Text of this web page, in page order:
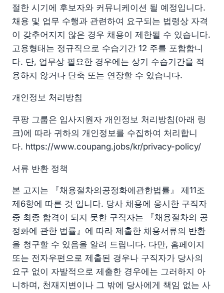
절한 시기에 후보자와 커뮤니케이션 될 예정입니다.
채용 및 업무 수행과 관련하여 요구되는 법령상 자격
이 갖추어지지 않은 경우 채용이 제한될 수 있습니다.
고용형태는 정규직으로 수습기간 12 주를 포함합니
다. 단, 업무상 필요한 경우에는 상기 수습기간을 적
용하지 않거나 단축 또는 연장할 수 있습니다.
개인정보 처리방침
쿠팡 그룹은 입사지원자 개인정보 처리방침(아래 링
크)에 따라 귀하의 개인정보를 수집하여 처리합니
다. https://www.coupang.jobs/kr/privacy-policy/
서류 반환 정책
본 고지는 『채용절차의공정화에관한법률』 제11조
제6항에 따른 것 입니다. 당사 채용에 응시한 구직자
중 최종 합격이 되지 못한 구직자는 『채용절차의 공
정화에 관한 법률』에 따라 제출한 채용서류의 반환
을 청구할 수 있음을 알려 드립니다. 다만, 홈페이지
또는 전자우편으로 제출된 경우나 구직자가 당사의
요구 없이 자발적으로 제출한 경우에는 그러하지 아
니하며, 천재지변이나 그 밖에 당사에게 책임 없는 사